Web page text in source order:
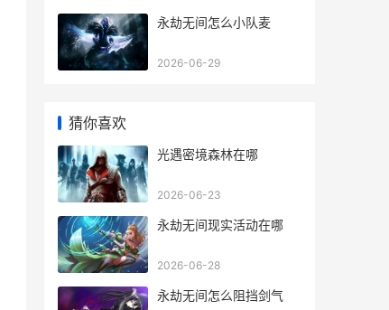
永劫无间怎么小队麦
2026-06-29
猜你喜欢
光遇密境森林在哪
2026-06-23
永劫无间现实活动在哪
2026-06-28
永劫无间怎么阻挡剑气